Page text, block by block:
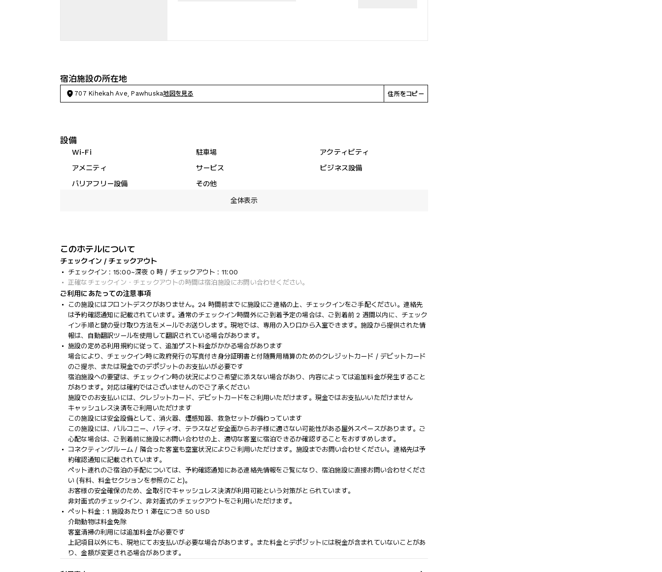
宿泊施設の所在地
707 Kihekah Ave, Pawhuska地図を見る 住所をコピー
設備
Wi-Fi 駐車場
アクティビティ
アメニティ
サービス
ビジネス設備
バリアフリー設備
その他
全体表示
このホテルについて
チェックイン / チェックアウト
チェックイン : 15:00~深夜 0 時 / チェックアウト : 11:00
正確なチェックイン・チェックアウトの時間は宿泊施設にお問い合わせください。
ご利用にあたっての注意事項
この施設にはフロントデスクがありません。24 時間前までに施設にご連絡の上、チェックインをご手配ください。連絡先
は予約確認通知に記載されています。通常のチェックイン時間外にご到着予定の場合は、ご到着前 2 週間以内に、チェック
イン手順と鍵の受け取り方法をメールでお送りします。現地では、専用の入り口から入室できます。施設から提供された情
報は、自動翻訳ツールを使用して翻訳されている場合があります。
施設の定める利用規約に従って、追加ゲスト料金がかかる場合があります
場合により、チェックイン時に政府発行の写真付き身分証明書と付随費用精算のためのクレジットカード / デビットカード
のご提示、または現金でのデポジットのお支払いが必要です
宿泊施設への要望は、チェックイン時の状況によりご希望に添えない場合があり、内容によっては追加料金が発生すること
があります。対応は確約ではございませんのでご了承ください
施設でのお支払いには、クレジットカード、デビットカードをご利用いただけます。現金ではお支払いいただけません
キャッシュレス決済をご利用いただけます
この施設には安全設備として、消火器、煙感知器、救急セットが備わっています
この施設には、バルコニー、パティオ、テラスなど安全面からお子様に適さない可能性がある屋外スペースがあります。ご
心配な場合は、ご到着前に施設にお問い合わせの上、適切な客室に宿泊できるか確認することをおすすめします。
コネクティングルーム / 隣合った客室も空室状況によりご利用いただけます。施設までお問い合わせください。連絡先は予
約確認通知に記載されています。
ペット連れのご宿泊の手配については、予約確認通知にある連絡先情報をご覧になり、宿泊施設に直接お問い合わせくださ
い (有料、料金セクションを参照のこと)。
お客様の安全確保のため、全取引でキャッシュレス決済が利用可能という対策がとられています。
非対面式のチェックイン、非対面式のチェックアウトをご利用いただけます。
ペット料金 : 1 施設あたり 1 滞在につき 50 USD
介助動物は料金免除
客室清掃の利用には追加料金が必要です
上記項目以外にも、現地にてお支払いが必要な場合があります。また料金とデポジットには税金が含まれていないことがあ
り、金額が変更される場合があります。